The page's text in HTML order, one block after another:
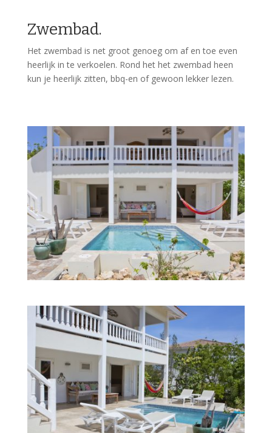
Zwembad.
Het zwembad is net groot genoeg om af en toe even
heerlijk in te verkoelen. Rond het het zwembad heen
kun je heerlijk zitten, bbq-en of gewoon lekker lezen.